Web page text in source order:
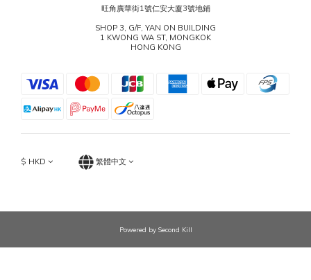
旺角廣華街1號仁安大廈3號地鋪
SHOP 3, G/F, YAN ON BUILDING
1 KWONG WA ST, MONGKOK
HONG KONG
$ HKD 繁體中文
Powered by Second Kill